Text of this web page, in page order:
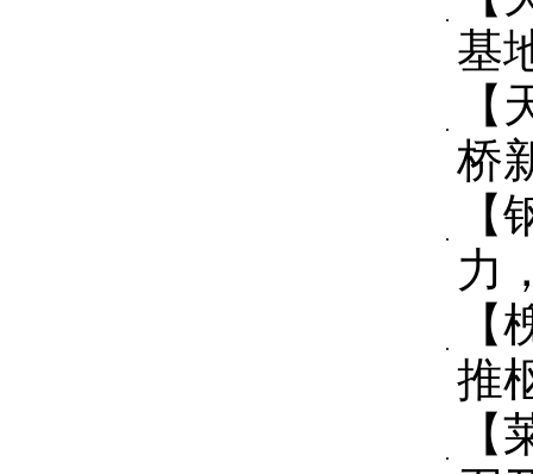
基
桥
力
推